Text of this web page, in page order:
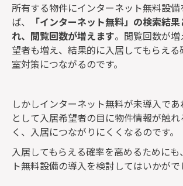
所有する物件にインターネット無料設
ば、
「インターネット無料」の検索結
れ、閲覧回数が増えます。閲覧回数が
望者も増え、結果的に入居してもらえ
室対策につながるのです。
しかしインターネット無料が未導入で
として入居希望者の目に物件情報が触
く、入居につながりにくくなるのです。
入居してもらえる確率を高めるために
ト無料設備の導入を検討してはいかがで